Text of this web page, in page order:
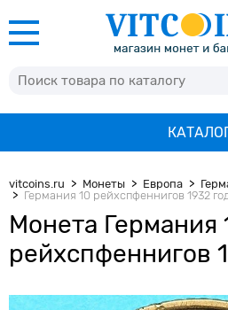
vitcoins.ru Монеты Европа
Германия 10 рейхспфеннигов 1932
Монета Германия
рейхспфеннигов